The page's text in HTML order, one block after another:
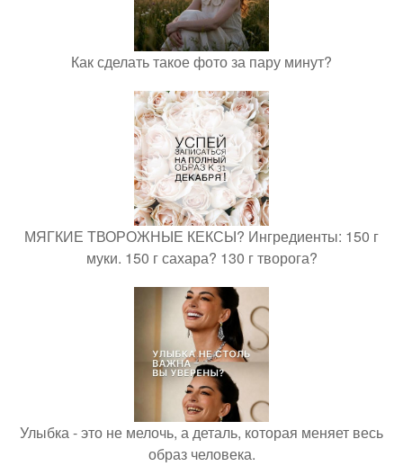
Как сделать такое фото за пару минут?
МЯГКИЕ ТВОРОЖНЫЕ КЕКСЫ? Ингредиенты: 150 г
муки. 150 г сахара? 130 г творога?
Улыбка - это не мелочь, а деталь, которая меняет весь
образ человека.